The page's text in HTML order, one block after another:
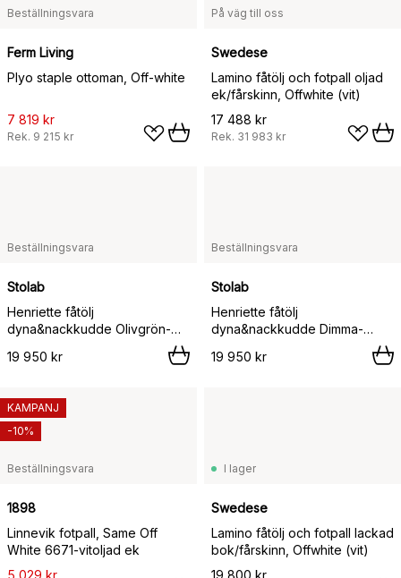
Beställningsvara
Ferm Living
Plyo staple ottoman, Off-white
7 819 kr
Rek. 9 215 kr
På väg till oss
Swedese
Lamino fåtölj och fotpall oljad
ek/fårskinn, Offwhite (vit)
17 488 kr
Rek. 31 983 kr
Beställningsvara
Stolab
Henriette fåtölj
dyna&nackkudde Olivgrön-
19 950 kr
Beställningsvara
Stolab
Henriette fåtölj
dyna&nackkudde Dimma-
19 950 kr
Beställningsvara
1898
Linnevik fotpall, Same Off
White 6671-vitoljad ek
5 029 kr
KAMPANJ
-10%
I lager
Swedese
Lamino fåtölj och fotpall lackad
bok/fårskinn, Offwhite (vit)
19 800 kr